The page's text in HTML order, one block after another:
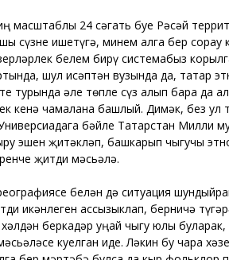
масштаблы 24 сәгать буе Рәсәй
сүзне ишетүгә, минем алга бер
белем бирү системабыз
шул исәптән вузында да, татар
турында әле төпле сүз алып бара
кенә чамалана башлый. Димәк, без ул
бәйле Татарстан Милли
эшен җитәкләп, башкарып чыгучы
җитди мәсьәлә.
белән дә ситуация
икәнлеген ассызыклап, берничә
беркадәр уңай чыгу юлы
куелган иде. Ләкин бу чара